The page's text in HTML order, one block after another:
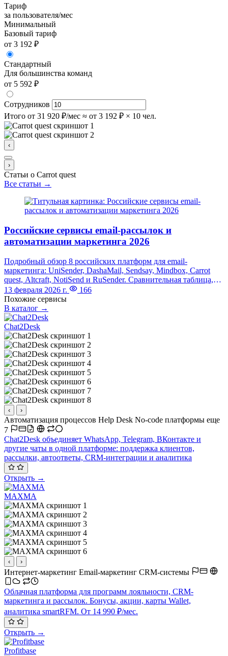
Тариф
за пользователя/мес
Минимальный
Базовый тариф
от 3 192 ₽
Стандартный
Для большинства команд
от 5 592 ₽
Сотрудников
Итого от 31 920 ₽/мес ≈ от 3 192 ₽ × 10 чел.
‹
›
Статьи о Carrot quest
Все статьи →
Российские сервисы email-рассылок и
автоматизации маркетинга 2026
Подробный обзор 8 российских платформ для email-
маркетинга: UniSender, DashaMail, Sendsay, Mindbox, Carrot
quest, Altcraft, NotiSend и RuSender. Сравнительная таблица,
тарифы, плюсы и минусы, рекомендации по выбору.
13 февраля 2026 г.
166
Похожие сервисы
В каталог →
Chat2Desk
‹ ›
Автоматизация процессов Help Desk No-code платформы еще
7
Chat2Desk объединяет WhatsApp, Telegram, ВКонтакте и
другие чаты в одной платформе: поддержка клиентов,
рассылки, автоответы, CRM-интеграции и аналитика
Открыть →
MAXMA
‹ ›
Интернет-маркетинг Email-маркетинг CRM-системы
Облачная платформа для программ лояльности, CRM-
маркетинга и рассылок. Бонусы, акции, карты Wallet,
аналитика smartRFM. От 14 990 ₽/мес.
Открыть →
Profitbase